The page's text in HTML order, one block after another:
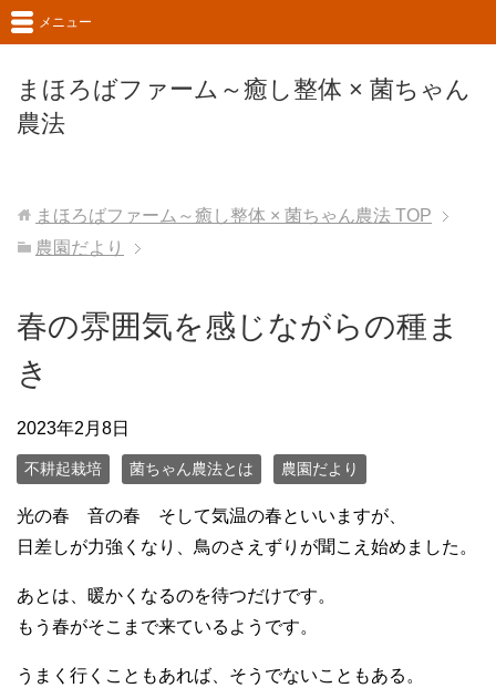
まほろばファーム～癒し整体 × 菌ちゃん
農法
メニュー
まほろばファーム～癒し整体 × 菌ちゃん農法 TOP
農園だより
春の雰囲気を感じながらの種ま
き
2023年2月8日
不耕起栽培 菌ちゃん農法とは 農園だより
光の春 音の春 そして気温の春といいますが、
日差しが力強くなり、鳥のさえずりが聞こえ始めました。
あとは、暖かくなるのを待つだけです。
もう春がそこまで来ているようです。
うまく行くこともあれば、そうでないこともある。